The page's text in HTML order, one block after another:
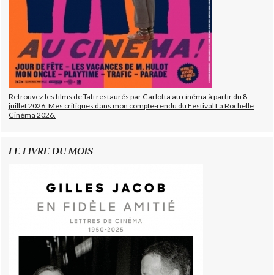
Retrouvez les films de Tati restaurés par Carlotta au cinéma à partir du 8
juillet 2026. Mes critiques dans mon compte-rendu du Festival La Rochelle
Cinéma 2026.
LE LIVRE DU MOIS